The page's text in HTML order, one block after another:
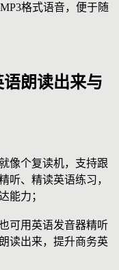
格式语音，便于随
朗读出来与
像个复读机，支持跟
听、精读英语练习，
能力；
可用英语发音器精听
读出来，提升商务英